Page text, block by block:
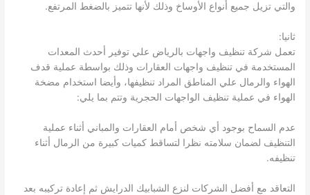
والتي تزيل جميع أنواع الأوساخ وذلك لأنها تتميز بالضغط المرتفع.
ثانيا:
تعمل شركة تنظيف واجهات بالرياض علي توفير أحدث المعدات
المستخدمة في تنظيف واجهات العقارات وذلك بواسطة عملية قدف
الهواء والرمال علي المناطق المراد تنظيفها، وأيضا استخدام مضخة
الهواء في عملية تنظيف الواجهات الحجرية وتتم بما يلي:
عدم السماح بوجود أي شخص أمام العقارات والمباني أثناء عملية
التنظيف لضمان سلامته نظرا لتساقط كميات كبيرة من الرمال أثناء
تنظيفه.
التعاقد مع أفضل الشركات لنزع الشبابيك الدرايش ثم إعادة تركيبه بعد